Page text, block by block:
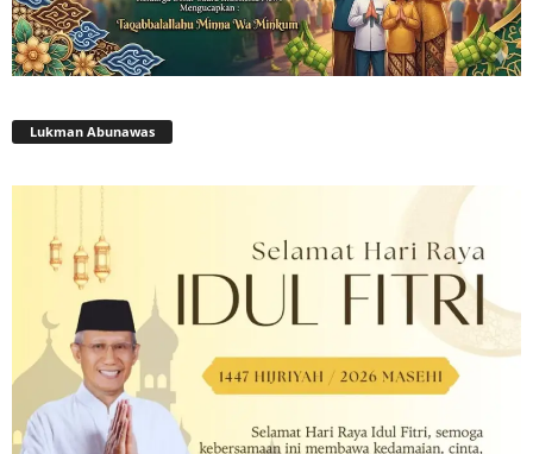
Lukman Abunawas